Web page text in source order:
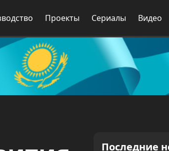
Проекты Сериалы Видео
Последние